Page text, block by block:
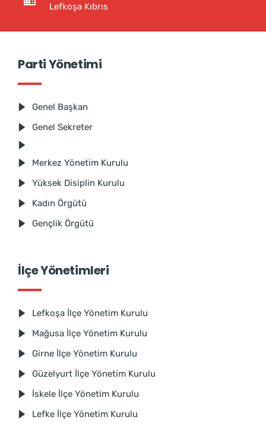
Lefkoşa Kıbrıs
Parti Yönetimi
Genel Başkan
Genel Sekreter
Merkez Yönetim Kurulu
Yüksek Disiplin Kurulu
Kadın Örgütü
Gençlik Örgütü
İlçe Yönetimleri
Lefkoşa İlçe Yönetim Kurulu
Mağusa İlçe Yönetim Kurulu
Girne İlçe Yönetim Kurulu
Güzelyurt İlçe Yönetim Kurulu
İskele İlçe Yönetim Kurulu
Lefke İlçe Yönetim Kurulu